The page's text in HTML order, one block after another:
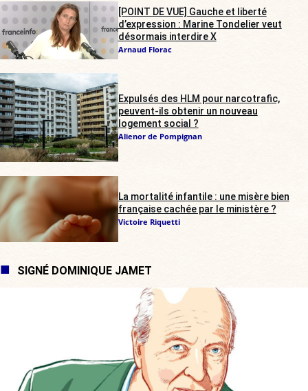
[POINT DE VUE] Gauche et liberté
d’expression : Marine Tondelier veut
désormais interdire X
Arnaud Florac
Expulsés des HLM pour narcotrafic,
peuvent-ils obtenir un nouveau
logement social ?
Alienor de Pompignan
La mortalité infantile : une misère bien
française cachée par le ministère ?
Victoire Riquetti
SIGNÉ DOMINIQUE JAMET